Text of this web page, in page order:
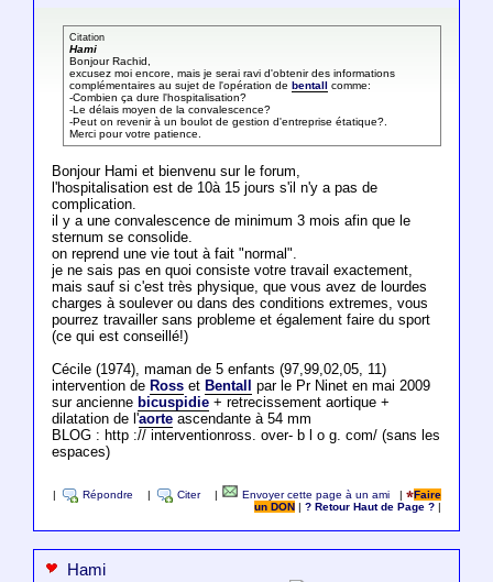
Citation
Hami
Bonjour Rachid,
excusez moi encore, mais je serai ravi d'obtenir des informations
complémentaires au sujet de l'opération de bentall
comme:
-Combien ça dure l'hospitalisation?
-Le délais moyen de la convalescence?
-Peut on revenir à un boulot de gestion d'entreprise étatique?.
Merci pour votre patience.
Bonjour Hami et bienvenu sur le forum,
l'hospitalisation est de 10à 15 jours s'il n'y a pas de
complication.
il y a une convalescence de minimum 3 mois afin que le
sternum se consolide.
on reprend une vie tout à fait "normal".
je ne sais pas en quoi consiste votre travail exactement,
mais sauf si c'est très physique, que vous avez de lourdes
charges à soulever ou dans des conditions extremes, vous
pourrez travailler sans probleme et également faire du sport
(ce qui est conseillé!)
Cécile (1974), maman de 5 enfants (97,99,02,05, 11)
intervention de Rosset Bentall
par le Pr Ninet en mai 2009
sur ancienne bicuspidie+ retrecissement aortique +
dilatation de l'aorteascendante à 54 mm
BLOG : http :// interventionross. over- b l o g. com/ (sans les
espaces)
Répondre Citer Envoyer cette page à un ami |
Faire
un DON
|? Retour Haut de Page ?
Hami